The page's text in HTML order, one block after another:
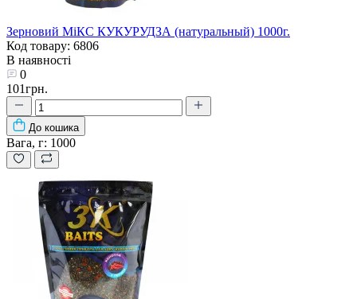
Зерновий МіКС КУКУРУДЗА (натуральный) 1000г.
Код товару: 6806
В наявності
0
101грн.
До кошика
Вага, г: 1000